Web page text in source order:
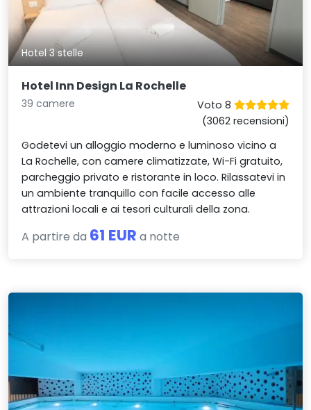
Hotel 3 stelle
Hotel Inn Design La Rochelle
39 camere
Voto 8
(3062 recensioni)
Godetevi un alloggio moderno e luminoso vicino a
La Rochelle, con camere climatizzate, Wi-Fi gratuito,
parcheggio privato e ristorante in loco. Rilassatevi in
un ambiente tranquillo con facile accesso alle
attrazioni locali e ai tesori culturali della zona.
A partire da 61 EUR a notte